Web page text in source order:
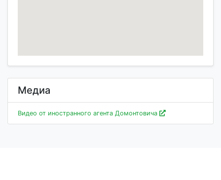
Медиа
Видео от иностранного агента Домонтовича